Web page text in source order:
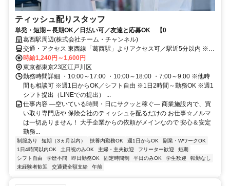
ティッシュ配りスタッフ
単発・短期～長期OK／日払い可／友達と応募OK 【0
葛西駅周辺(株式会社チーム・チャンネル)
交通・アクセス 東西線「葛西駅」よりアクセス可／駅近5分以内 ※直
行直帰OK
時給1,240円～1,600円
東京都東京23区江戸川区
勤務時間詳細 ・10:00～17:00 ・10:00～18:00 ・7:00～9:00 ※他時
間も相談可 ※週1日からOK／シフト自由 ※1日2時間～勤務OK ※週1
シフト提出（LINEでの提出） ...
仕事内容 ―空いている時間・日にサクッと稼ぐ― 商業施設内で、買
い取り専門店や 保険会社のティッシュを配るだけの お仕事☆ノルマ
は一切ありません！ 大手企業からの依頼がメインなので 安心＆安定
勤務...
制服あり 短期（3ヵ月以内） 扶養内勤務OK 週1日からOK
副業・WワークOK
1日4時間以内OK
土日祝のみOK 主婦・主夫歓迎 フリーター歓迎
短期
シフト自由
学歴不問 即日勤務OK 固定時間制 平日のみOK 学生歓迎
転勤なし
未経験者歓迎
交通費全額支給 午前